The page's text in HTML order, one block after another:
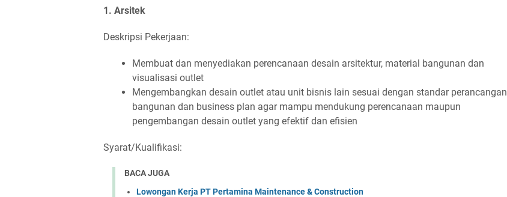
1. Arsitek
Deskripsi Pekerjaan:
Membuat dan menyediakan perencanaan desain arsitektur, material bangunan dan
visualisasi outlet
Mengembangkan desain outlet atau unit bisnis lain sesuai dengan standar perancangan
bangunan dan business plan agar mampu mendukung perencanaan maupun
pengembangan desain outlet yang efektif dan efisien
Syarat/Kualifikasi:
BACA JUGA
Lowongan Kerja PT Pertamina Maintenance & Construction